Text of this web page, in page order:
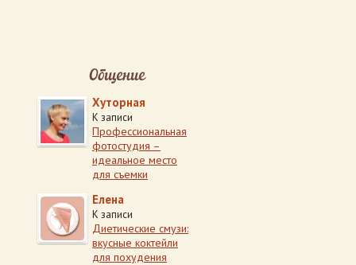
Общение
Хуторная
К записи
Профессиональная
фотостудия –
идеальное место
для съемки
Елена
К записи
Диетические смузи:
вкусные коктейли
для похудения